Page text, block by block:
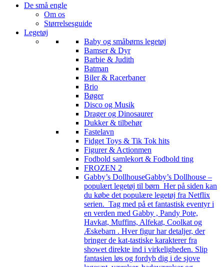
De små engle
Om os
Størrelsesguide
Legetøj
Baby og småbørns legetøj
Bamser & Dyr
Barbie & Judith
Batman
Biler & Racerbaner
Brio
Bøger
Disco og Musik
Drager og Dinosaurer
Dukker & tilbehør
Fastelavn
Fidget Toys & Tik Tok hits
Figurer & Actionmen
Fodbold samlekort & Fodbold ting
FROZEN 2
Gabby’s DollhouseGabby’s Dollhouse –
populært legetøj til børn Her på siden kan
du købe det populære legetøj fra Netflix
serien. Tag med på et fantastisk eventyr i
en verden med Gabby , Pandy Pote,
Havkat, Muffins, Alfekat, Coolkat og
Æskebarn . Hver figur har detaljer, der
bringer de kat-tastiske karakterer fra
showet direkte ind i virkeligheden. Slip
fantasien løs og fordyb dig i de sjove